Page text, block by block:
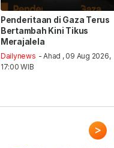
Penderitaan di Gaza Terus
Bertambah Kini Tikus
Merajalela
Dailynews - Ahad , 09 Aug 2026,
17:00 WIB
>